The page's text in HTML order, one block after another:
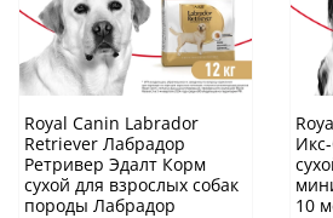
Royal Canin Labrador
Retriever Лабрадор
Ретривер Эдалт Корм
сухой для взрослых собак
породы Лабрадор
10